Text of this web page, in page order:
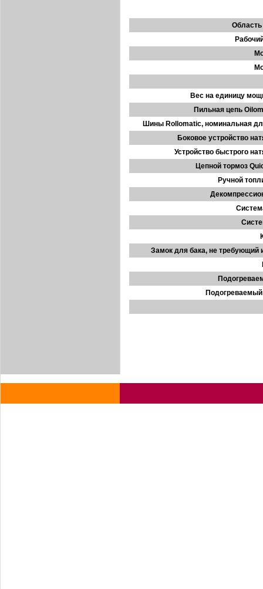
Вес на единицу
Пильная цепь
Шины Rollomatic, номинальная
Боковое устройство
Устройство быстрого
Цепной тормоз
Ручной
Замок для бака, не требующий